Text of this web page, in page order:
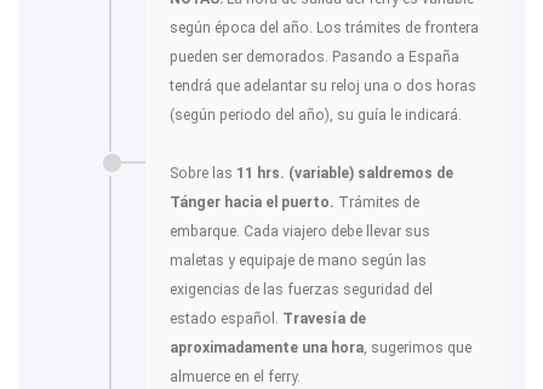
según época del año. Los trámites de frontera
pueden ser demorados. Pasando a España
tendrá que adelantar su reloj una o dos horas
(según periodo del año), su guía le indicará.
Sobre las 11 hrs. (variable) saldremos de
Tánger hacia el puerto. Trámites de
embarque. Cada viajero debe llevar sus
maletas y equipaje de mano según las
exigencias de las fuerzas seguridad del
estado español. Travesía de
aproximadamente una hora , sugerimos que
almuerce en el ferry.